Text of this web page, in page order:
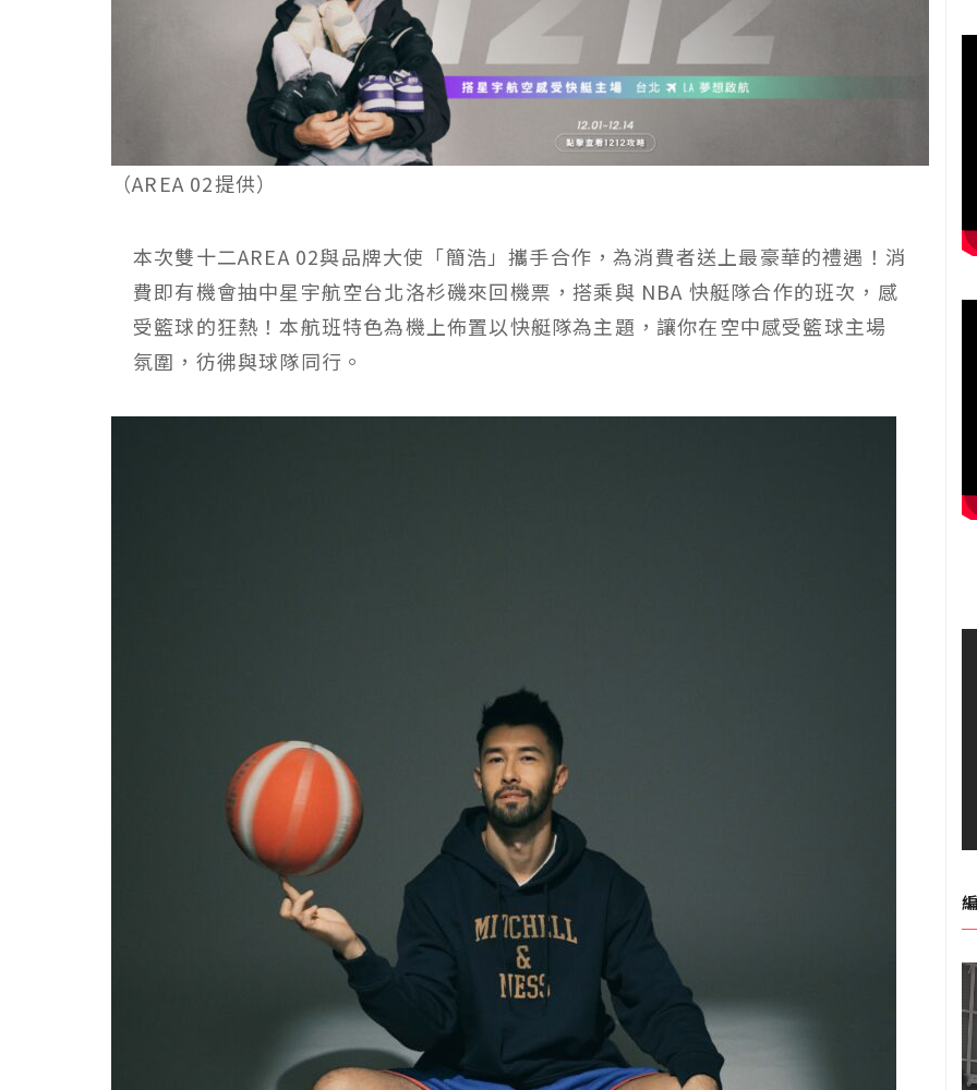
（AREA 02提供）
本次雙十二AREA 02與品牌大使「簡浩」攜手合作，為消費者送上最豪華的禮遇！消
費即有機會抽中星宇航空台北洛杉磯來回機票，搭乘與 NBA 快艇隊合作的班次，感
受籃球的狂熱！本航班特色為機上佈置以快艇隊為主題，讓你在空中感受籃球主場
氛圍，彷彿與球隊同行。